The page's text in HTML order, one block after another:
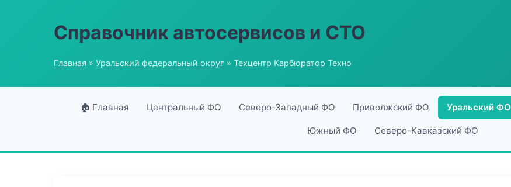
Справочник автосервисов и СТО
Главная » Уральский федеральный округ » Техцентр Карбюратор Техно
🏠 Главная Центральный ФО Северо-Западный ФО Приволжский ФО Уральский ФО
Южный ФО Северо-Кавказский ФО